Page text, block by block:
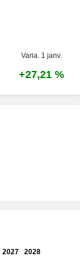
Varia. 1 janv.
+27,21 %